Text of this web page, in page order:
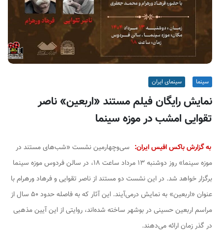
ر
ا
ن
سینما سینمای ایران
نمایش رایگان فیلم مستند «اربعین» ناصر
تقوایی امشب در موزه سینما
به گزارش باکس افیس ایران: سی‌وچهارمین نشست «شب‌های مستند در
موزه سینما» روز دوشنبه ۱۳ مرداد ساعت ۱۸، در سالن فردوس موزه سینما
برگزار خواهد شد. در این نشست دو مستند از ناصر تقوایی و فرهاد ورهرام با
عنوان «اربعین» به نمایش درمی‌آیند. این آثار که به فاصله حدود ۵۰ سال از
مراسم اربعین حسینی در بوشهر ساخته شده‌اند، روایتی از این آیین مذهبی
در گذر زمان ارائه می‌دهند.